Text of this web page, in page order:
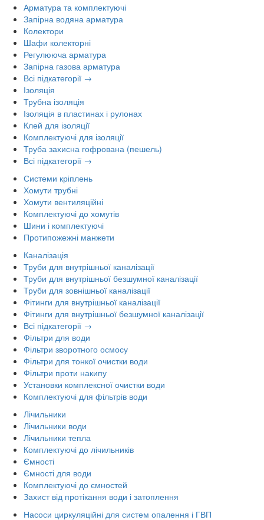
Арматура та комплектуючі
Запірна водяна арматура
Колектори
Шафи колекторні
Регулююча арматура
Запірна газова арматура
Всі підкатегорії →
Ізоляція
Трубна ізоляція
Ізоляція в пластинах і рулонах
Клей для ізоляції
Комплектуючі для ізоляції
Труба захисна гофрована (пешель)
Всі підкатегорії →
Системи кріплень
Хомути трубні
Хомути вентиляційні
Комплектуючі до хомутів
Шини і комплектуючі
Протипожежні манжети
Каналізація
Труби для внутрішньої каналізації
Труби для внутрішньої безшумної каналізації
Труби для зовнішньої каналізації
Фітинги для внутрішньої каналізації
Фітинги для внутрішньої безшумної каналізації
Всі підкатегорії →
Фільтри для води
Фільтри зворотного осмосу
Фільтри для тонкої очистки води
Фільтри проти накипу
Установки комплексної очистки води
Комплектуючі для фільтрів води
Лічильники
Лічильники води
Лічильники тепла
Комплектуючі до лічильників
Ємності
Ємності для води
Комплектуючі до ємностей
Захист від протікання води і затоплення
Насоси циркуляційні для систем опалення і ГВП